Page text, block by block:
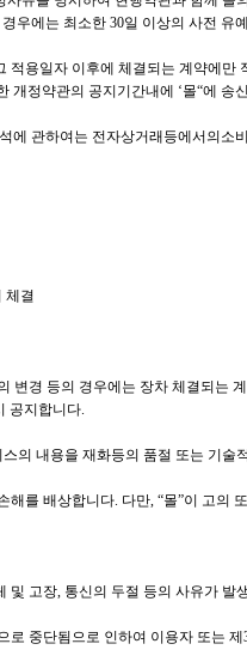
에는 최소한 30일 이상의 사전 유
용일자 이후에 체결되는 계약에
개정약관의 공지기간내에 ‘몰“에
관하여는 전자상거래등에서의
체결
변경 등의 경우에는 장차 체결되는
공지합니다.
의 내용을 재화등의 품절 또는 기
를 배상합니다. 다만, “몰”이 고의
고장, 통신의 두절 등의 사유가
중단됨으로 인하여 이용자 또는